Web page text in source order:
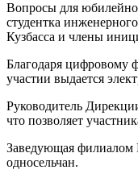
Вопросы для
студентка
Кузбасса и члены
Благодаря цифровому
участии выдается
Руководитель
что позволяет
Заведующая филиалом
односельчан.